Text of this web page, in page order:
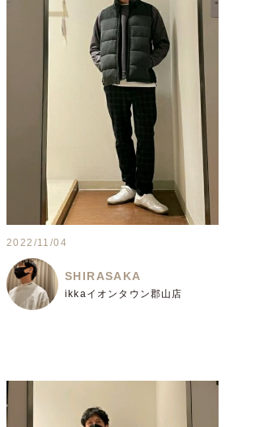
2022/11/04
SHIRASAKA
ikkaイオンタウン郡山店